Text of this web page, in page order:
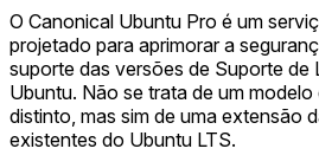
O Canonical Ubuntu Pro é um
projetado para aprimorar a
suporte das versões de Suporte
Ubuntu. Não se trata de um
distinto, mas sim de uma extensão
existentes do Ubuntu LTS.